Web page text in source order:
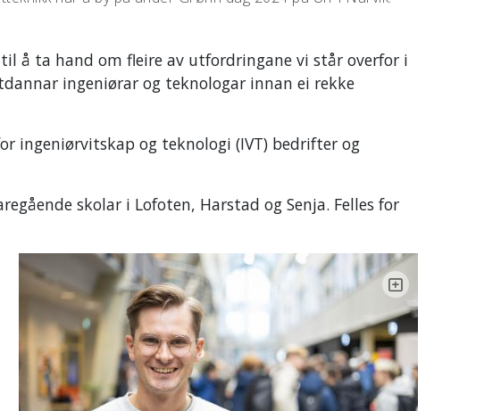
å ta hand om fleire av utfordringane vi står overfor i
ingeniørar og teknologar innan ei rekke
ingeniørvitskap og teknologi (IVT) bedrifter og
skolar i Lofoten, Harstad og Senja. Felles for